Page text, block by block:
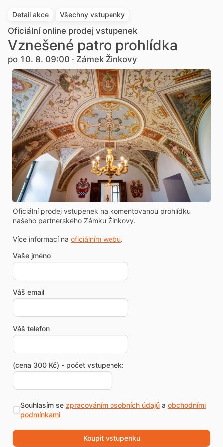
Detail akce Všechny vstupenky
Oficiální online prodej vstupenek
Vznešené patro prohlídka
po 10. 8. 09:00 · Zámek Žinkovy
Oficiální prodej vstupenek na komentovanou prohlídku
našeho partnerského Zámku Žinkovy.
Více informací na oficiálním webu.
Vaše jméno
Váš email
Váš telefon
(cena 300 Kč) - počet vstupenek:
Souhlasím se zpracováním osobních údajůa obchodními
podmínkami
Koupit vstupenku